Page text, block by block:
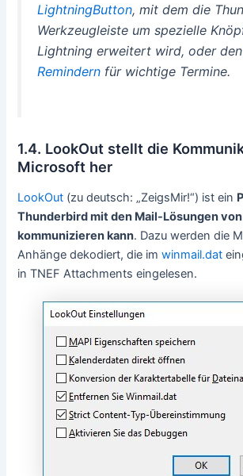
LightningButton, mit dem die
Werkzeugleiste um spezielle
Lightning erweitert wird, oder den
Remindern für wichtige Termine.
1.4. LookOut stellt die
Microsoft her
LookOut (zu deutsch: „ZeigsMir!“) ist ein
Thunderbird mit den Mail-Lösungen
kommunizieren kann. Dazu werden die
Anhänge dekodiert, die imwinmail.dat
in TNEF Attachments eingelesen.